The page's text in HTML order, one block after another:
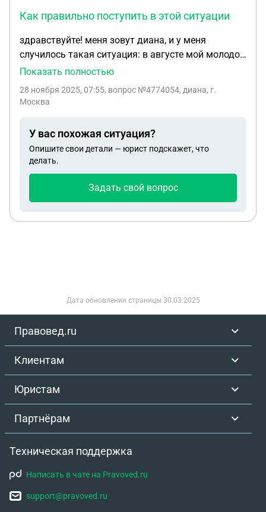
Как правильно поступить в этой ситуации
здравствуйте! меня зовут диана, и у меня
случилось такая ситуация: в августе мой молодой
человек снял квартиру стоимостью 30 тысяч
ознакомился сам, я туда не вникала в конце
работа. Собственница передала мне ключи и
договор о передаче ключей. В середине ноября
мне нужно было уехать в другой город о чем я
предупредила о съезде за неделю. Месяц был
оплачен. Платили каждое 1 число. В итоге
что я должна была ее предупредить за 2 месяца о
Показать полностью
28 ноября 2025, 07:55, вопрос №4774054, диана, г.
Москва
У вас похожая ситуация?
Опишите свои детали — юрист подскажет, что
делать.
Задать свой вопрос
Дата обновления страницы 30.03.2025
Правовед.ru
Клиентам
Юристам
Партнёрам
Техническая поддержка
Написать в чате на Pravoved.ru
support@pravoved.ru